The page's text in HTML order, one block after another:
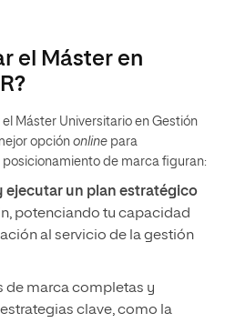
el Máster en
Máster Universitario en Gestión
opción online para
posicionamiento de marca figuran:
ejecutar un plan estratégico
potenciando tu capacidad
al servicio de la gestión
de marca completas y
clave, como la